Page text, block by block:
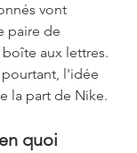
vont
paire de
boîte aux lettres.
l'idée
la part de Nike.
quoi